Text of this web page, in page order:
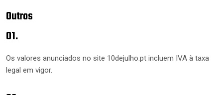
Outros
01.
Os valores anunciados no site 10dejulho.pt incluem IVA à taxa
legal em vigor.